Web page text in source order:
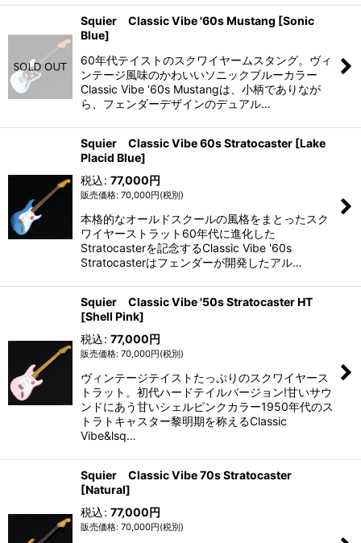
Squier Classic Vibe '60s Mustang [Sonic
Blue]
60年代テイストのスクワイヤームスタング。ヴィ
ンテージ風味のかわいいソニックブルーカラー
Classic Vibe ‘60s Mustangは、小柄でありなが
ら、フェンダーデザインのデュアル…
Squier Classic Vibe 60s Stratocaster [Lake
Placid Blue]
70,000円(税別)
税込: 77,000円
本格的なオールドスクールの風格をまとったスク
ワイヤーストラット60年代に進化した
Stratocasterを記念するClassic Vibe '60s
Stratocasterはフェンダーが開発したアル…
Squier Classic Vibe '50s Stratocaster HT
[Shell Pink]
70,000円(税別)
税込: 77,000円
ヴィンテージテイストたっぷりのスクワイヤース
トラット。初代ハードテイルバージョン!甘いサウ
ンドにあう甘いシェルピンクカラー1950年代のス
トラトキャスター黎明期を称えるClassic
Vibe&lsq…
Squier Classic Vibe 70s Stratocaster
[Natural]
70,000円(税別)
税込: 77,000円